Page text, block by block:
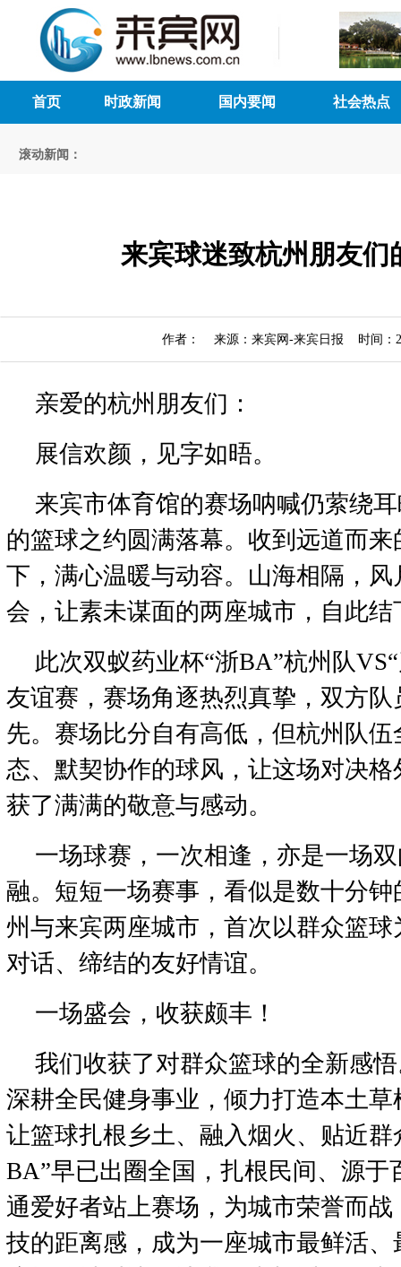
首页 时政新闻 国内要闻 社会热点
滚动新闻：
来宾球迷致杭州朋友们
作者： 来源：来宾网-来宾日报 时间：
亲爱的杭州朋友们：
展信欢颜，见字如晤。
来宾市体育馆的赛场呐喊仍萦绕
的篮球之约圆满落幕。收到远道而
下，满心温暖与动容。山海相隔，
会，让素未谋面的两座城市，自此
此次双蚁药业杯“浙BA”杭州队
友谊赛，赛场角逐热烈真挚，双方
先。赛场比分自有高低，但杭州队
态、默契协作的球风，让这场对决
获了满满的敬意与感动。
一场球赛，一次相逢，亦是一场
融。短短一场赛事，看似是数十分
州与来宾两座城市，首次以群众篮
对话、缔结的友好情谊。
一场盛会，收获颇丰！
我们收获了对群众篮球的全新感
深耕全民健身事业，倾力打造本土草
让篮球扎根乡土、融入烟火、贴近群
BA”早已出圈全国，扎根民间、源于
通爱好者站上赛场，为城市荣誉而
技的距离感，成为一座城市最鲜活